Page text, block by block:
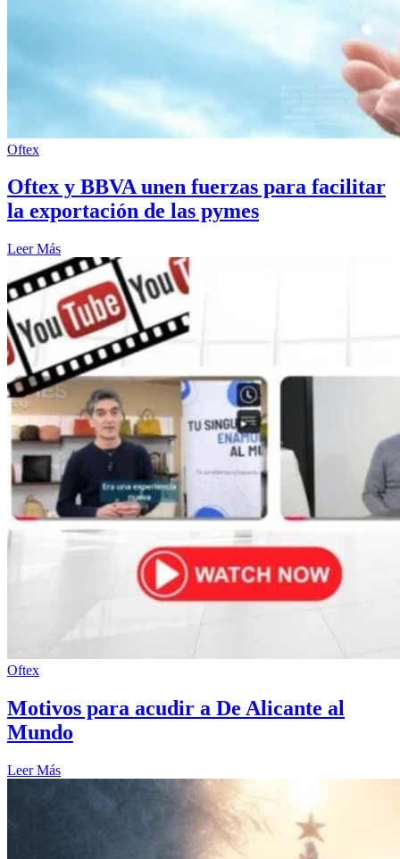
Oftex
Oftex y BBVA unen fuerzas para facilitar
la exportación de las pymes
Leer Más
Oftex
Motivos para acudir a De Alicante al
Mundo
Leer Más